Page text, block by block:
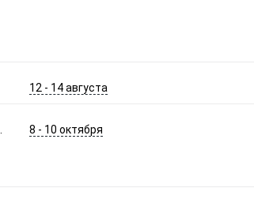
12 - 14 августа
8 - 10 октября